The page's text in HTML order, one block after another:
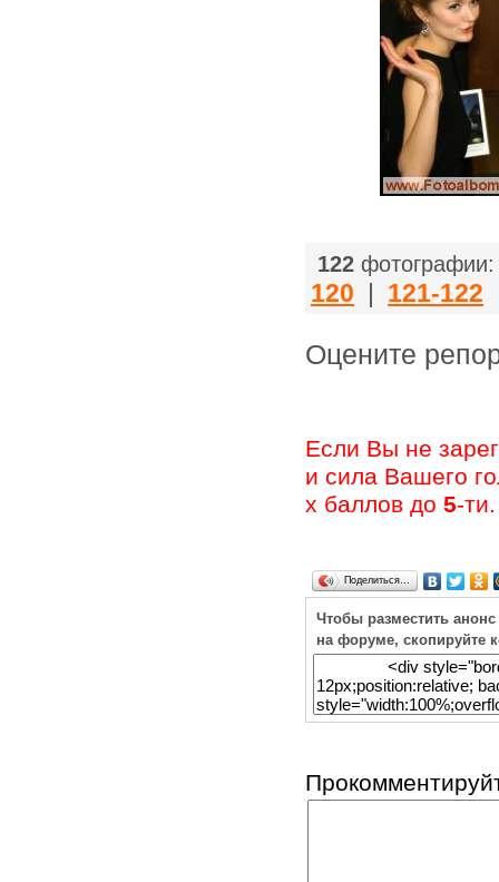
122 фотографии:
120 | 121-122
Оцените
Если Вы не
и сила Вашего
х баллов до 5-ти.
Поделиться…
Чтобы разместить
на форуме, скопируйте